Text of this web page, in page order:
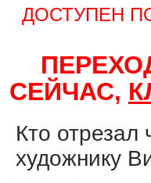
ДОСТУПЕН
СЕЙЧАС,
Кто отрезал
художнику